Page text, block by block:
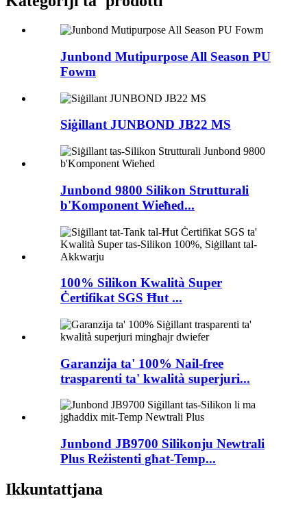
Junbond Mutipurpose All Season PU
Fowm
Siġillant JUNBOND JB22 MS
Junbond 9800 Silikon Strutturali
b'Komponent Wieħed...
100% Silikon Kwalità Super
Ċertifikat SGS Ħut ...
Garanzija ta' 100% Nail-free
trasparenti ta' kwalità superjuri...
Junbond JB9700 Silikonju Newtrali
Plus Reżistenti għat-Temp...
Ikkuntattjana